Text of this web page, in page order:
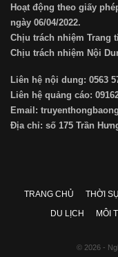
Hoạt động theo giấy
ngày 06/04/2022.
Chịu trách nhiệm Trang
Chịu trách nhiệm Nội
Liên hệ nội dung: 0563
Liên hệ quảng cáo:
Email:
Địa chỉ: số 175 Trần
TRANG CHỦ THỜI
DU LỊCH
MÔI
© 2026 -